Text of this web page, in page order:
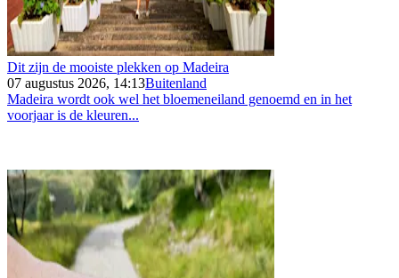
Dit zijn de mooiste plekken op Madeira
07 augustus 2026, 14:13Buitenland
Madeira wordt ook wel het bloemeneiland genoemd en in het
voorjaar is de kleuren...